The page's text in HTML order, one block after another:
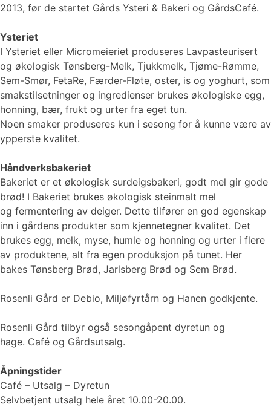
2013, før de startet Gårds Ysteri & Bakeri og GårdsCafé.
Ysteriet
I Ysteriet eller Micromeieriet produseres Lavpasteurisert
og økologisk Tønsberg-Melk, Tjukkmelk, Tjøme-Rømme,
Sem-Smør, FetaRe, Færder-Fløte, oster, is og yoghurt, som
smakstilsetninger og ingredienser brukes økologiske egg,
honning, bær, frukt og urter fra eget tun.
Noen smaker produseres kun i sesong for å kunne være av
ypperste kvalitet.
Håndverksbakeriet
Bakeriet er et økologisk surdeigsbakeri, godt mel gir gode
brød! I Bakeriet brukes økologisk steinmalt mel
og fermentering av deiger. Dette tilfører en god egenskap
inn i gårdens produkter som kjennetegner kvalitet. Det
brukes egg, melk, myse, humle og honning og urter i flere
av produktene, alt fra egen produksjon på tunet. Her
bakes Tønsberg Brød, Jarlsberg Brød og Sem Brød.
Rosenli Gård er Debio, Miljøfyrtårn og Hanen godkjente.
Rosenli Gård tilbyr også sesongåpent dyretun og
hage. Café og Gårdsutsalg.
Åpningstider
Café – Utsalg – Dyretun
Selvbetjent utsalg hele året 10.00-20.00.